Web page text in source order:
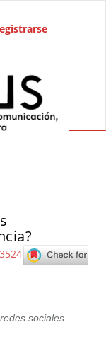
redes sociales